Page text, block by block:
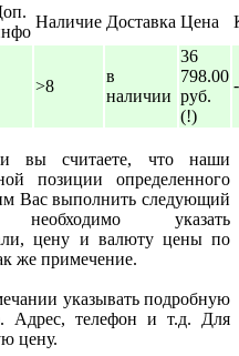
Наличие Доставка Цена
>8
в
наличии
36
798.00
руб.
(!)
-
вы считаете, что наши
позиции определенного
Вас выполнить следующий
указать
цену и валюту цены по
же примечение.
указывать подробную
Адрес, телефон и т.д. Для
цену.